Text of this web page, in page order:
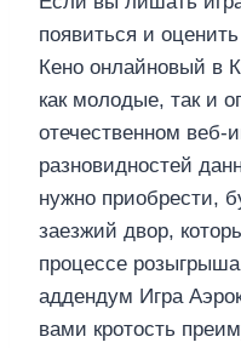
появиться и
Кено онлайновый в
как молодые, так и
отечественном веб-
разновидностей
нужно приобрести,
заезжий двор,
процессе
аддендум Игра
вами кротость